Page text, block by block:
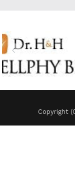
Copyright